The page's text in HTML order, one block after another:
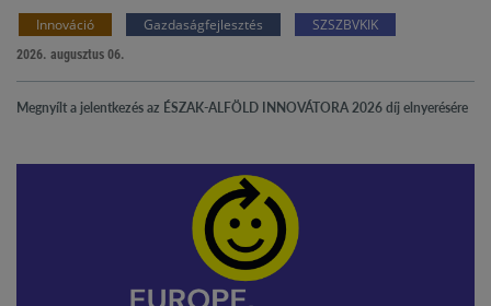
Innováció Gazdaságfejlesztés SZSZBVKIK
2026. augusztus 06.
Megnyílt a jelentkezés az ÉSZAK-ALFÖLD INNOVÁTORA 2026 díj elnyerésére